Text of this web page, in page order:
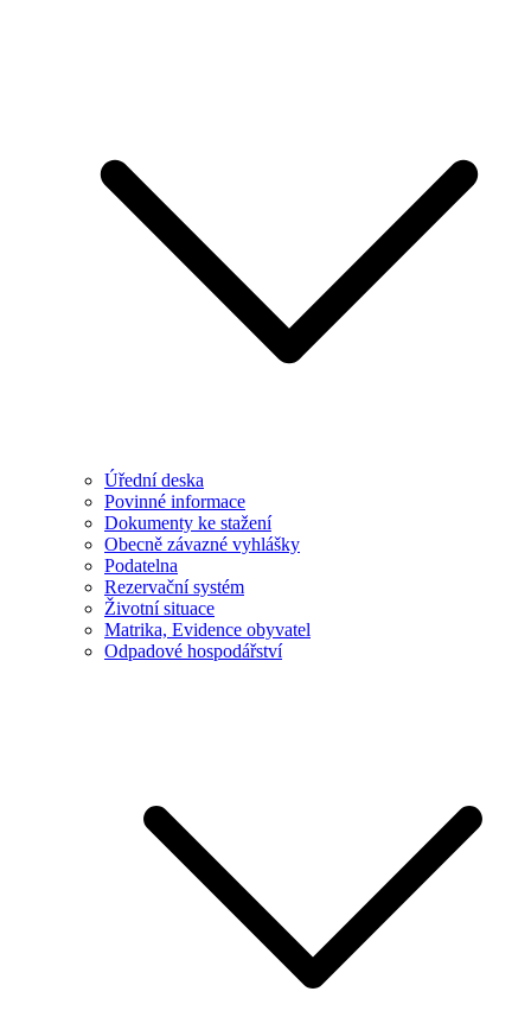
Úřední deska
Povinné informace
Dokumenty ke stažení
Obecně závazné vyhlášky
Podatelna
Rezervační systém
Životní situace
Matrika, Evidence obyvatel
Odpadové hospodářství